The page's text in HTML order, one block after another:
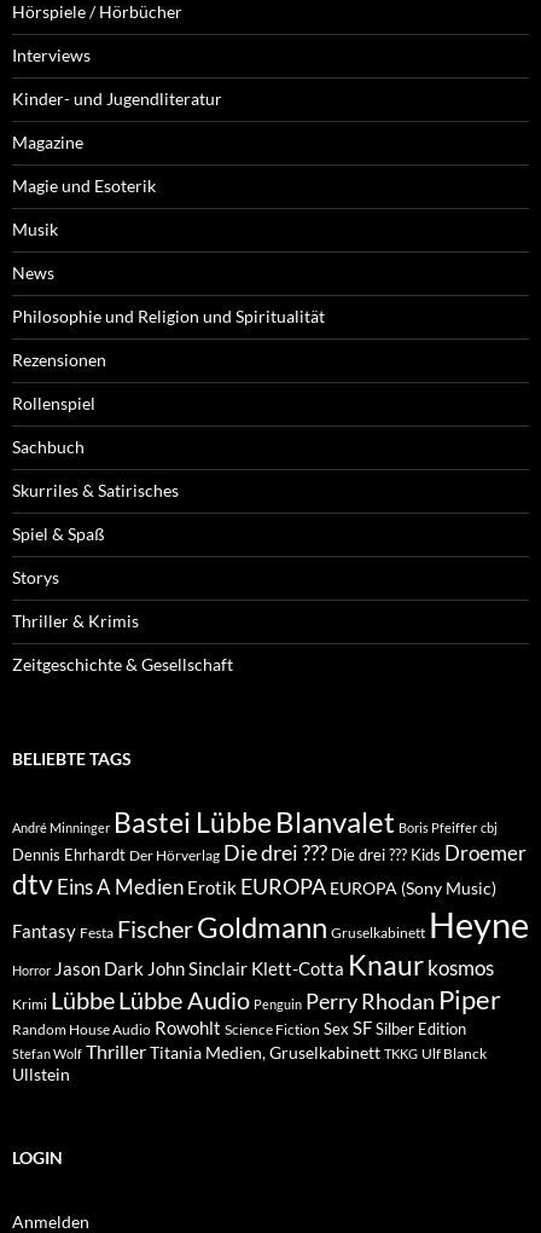
Hörspiele / Hörbücher
Interviews
Kinder- und Jugendliteratur
Magazine
Magie und Esoterik
Musik
News
Philosophie und Religion und Spiritualität
Rezensionen
Rollenspiel
Sachbuch
Skurriles & Satirisches
Spiel & Spaß
Storys
Thriller & Krimis
Zeitgeschichte & Gesellschaft
BELIEBTE TAGS
André Minninger Bastei Lübbe Blanvalet Boris Pfeiffer cbj
Dennis Ehrhardt Der Hörverlag Die drei ??? Die drei ??? Kids Droemer
dtvEins A Medien Erotik EUROPA EUROPA (Sony Music)
Fantasy Festa FischerGoldmann Gruselkabinett Heyne
Horror Jason Dark John Sinclair Klett-Cotta Knaur kosmos
Krimi LübbeLübbe Audio Penguin Perry Rhodan Piper
Random House Audio Rowohlt Science Fiction Sex SFSilber Edition
Stefan Wolf ThrillerTitania Medien, Gruselkabinett TKKG Ulf Blanck
Ullstein
LOGIN
Anmelden